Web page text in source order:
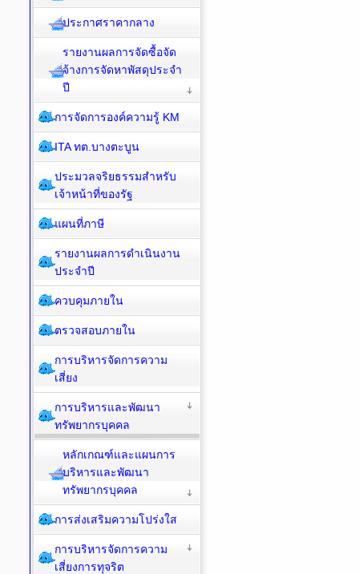
ประกาศราคากลาง
รายงานผลการจัดซื้อจัด
จ้างการจัดหาพัสดุประจำ
ปี
การจัดการองค์ความรู้ KM
ITA ทต.บางตะบูน
ประมวลจริยธรรมสำหรับ
เจ้าหน้าที่ของรัฐ
แผนที่ภาษี
รายงานผลการดำเนินงาน
ประจำปี
ควบคุมภายใน
ตรวจสอบภายใน
การบริหารจัดการความ
เสี่ยง
การบริหารและพัฒนา
ทรัพยากรบุคคล
หลักเกณฑ์และแผนการ
บริหารและพัฒนา
ทรัพยากรบุคคล
การส่งเสริมความโปร่งใส
การบริหารจัดการความ
เสี่ยงการทุจริต